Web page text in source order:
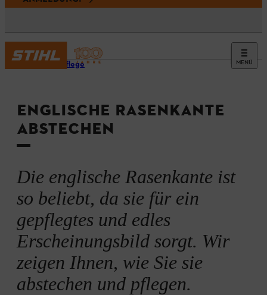
MENÜ
Rasenpflege
ENGLISCHE RASENKANTE
ABSTECHEN
Die englische Rasenkante ist
so beliebt, da sie für ein
gepflegtes und edles
Erscheinungsbild sorgt. Wir
zeigen Ihnen, wie Sie sie
abstechen und pflegen.